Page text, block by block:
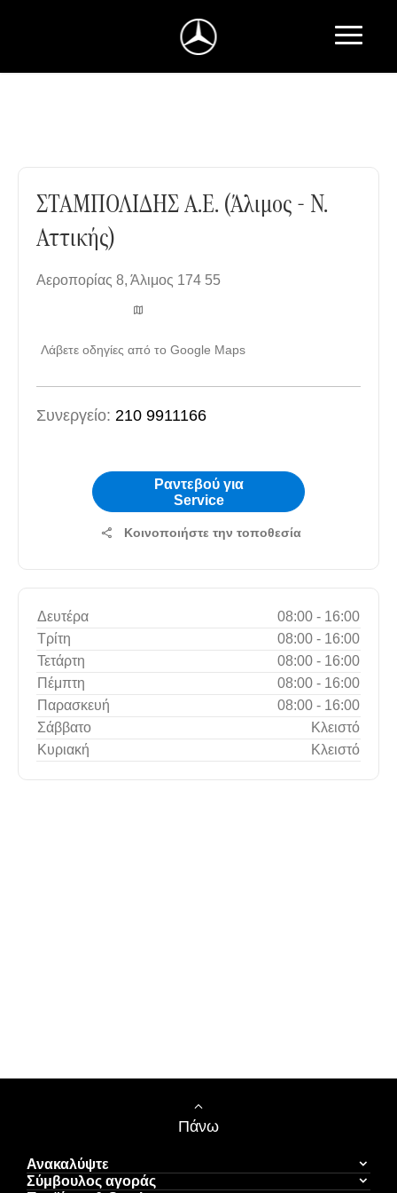
ΣΤΑΜΠΟΛΙΔΗΣ A.E. (Άλιμος - Ν.
Αττικής)
Αεροπορίας 8, Άλιμος 174 55
Λάβετε οδηγίες από το Google Maps
Συνεργείο: 210 9911166
Ραντεβού για
Service
Κοινοποιήστε την τοποθεσία
Δευτέρα 08:00 - 16:00
Τρίτη
08:00 - 16:00
Τετάρτη
08:00 - 16:00
Πέμπτη
08:00 - 16:00
Παρασκευή
08:00 - 16:00
Σάββατο
Κλειστό
Κυριακή
Κλειστό
Πάνω
Ανακαλύψτε
Σύμβουλος αγοράς